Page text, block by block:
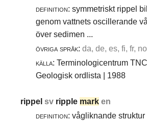
definition: symmetriskt rippel
genom vattnets oscillerande
över sedimen ...
övriga språk: da, de, es, fi, fr,
källa: Terminologicentrum
Geologisk ordlista | 1988
rippelsv ripple mark en
definition: vågliknande struktur